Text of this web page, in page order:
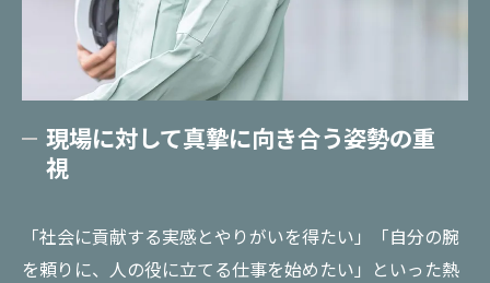
現場に対して真摯に向き合う姿勢の重
視
「社会に貢献する実感とやりがいを得たい」「自分の腕
を頼りに、人の役に立てる仕事を始めたい」といった熱